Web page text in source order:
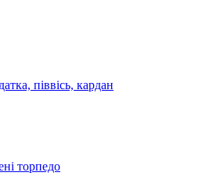
піввісь, кардан
торпедо